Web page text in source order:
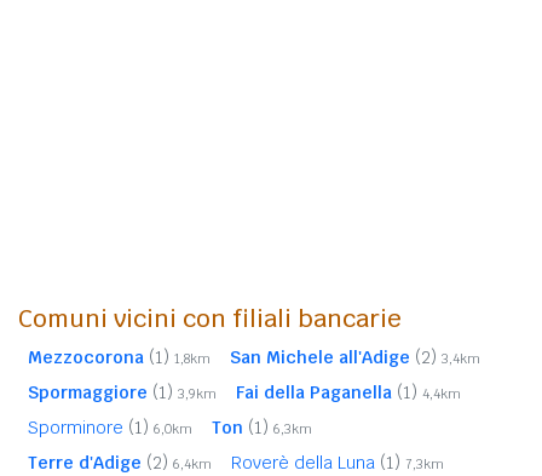
Comuni vicini con filiali bancarie
Mezzocorona (1) 1,8km San Michele all'Adige (2) 3,4km
Spormaggiore (1) 3,9km Fai della Paganella (1) 4,4km
Sporminore (1) 6,0km Ton (1) 6,3km
Terre d'Adige (2) 6,4km Roverè della Luna (1) 7,3km